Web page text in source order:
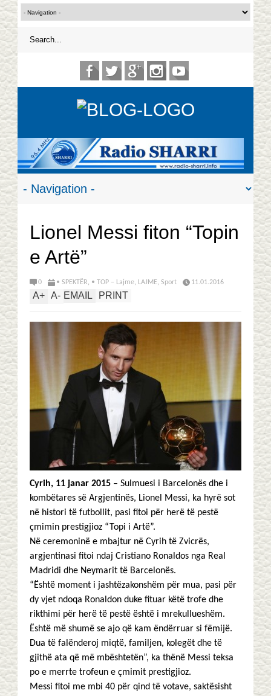
Lionel Messi fiton “Topin
e Artë”
0 • SPEKTËR, • TOP – Lajme, LAJME, Sport 11.01.2016
A+ A- EMAIL PRINT
Cyrih, 11 janar 2015 – Sulmuesi i Barcelonës dhe i
kombëtares së Argjentinës, Lionel Messi, ka hyrë sot
në histori të futbollit, pasi fitoi për herë të pestë
çmimin prestigjioz “Topi i Artë”.
Në ceremoninë e mbajtur në Cyrih të Zvicrës,
argjentinasi fitoi ndaj Cristiano Ronaldos nga Real
Madridi dhe Neymarit të Barcelonës.
“Është moment i jashtëzakonshëm për mua, pasi për
dy vjet ndoqa Ronaldon duke fituar këtë trofe dhe
rikthimi për herë të pestë është i mrekullueshëm.
Është më shumë se ajo që kam ëndërruar si fëmijë.
Dua të falënderoj miqtë, familjen, kolegët dhe të
gjithë ata që më mbështetën”, ka thënë Messi teksa
po e merrte trofeun e çmimit prestigjioz.
Messi fitoi me mbi 40 për qind të votave, saktësisht